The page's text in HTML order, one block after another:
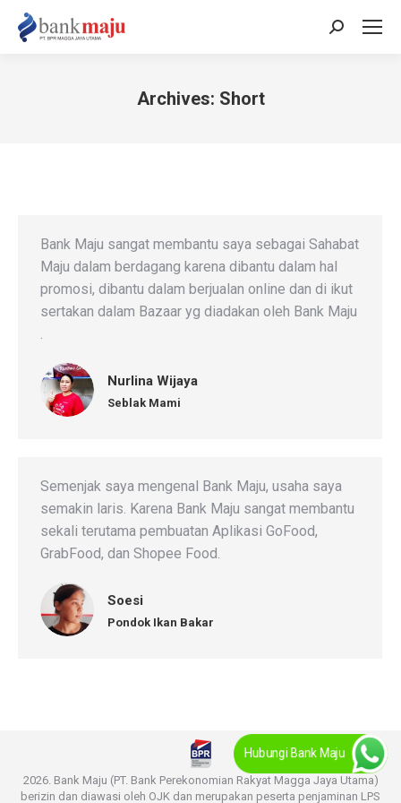
Search:
Archives: Short
Bank Maju sangat membantu saya sebagai Sahabat
Maju dalam berdagang karena dibantu dalam hal
promosi, dibantu dalam berjualan online dan di ikut
sertakan dalam Bazaar yg diadakan oleh Bank Maju
.
Nurlina Wijaya
Seblak Mami
Semenjak saya mengenal Bank Maju, usaha saya
semakin laris. Karena Bank Maju sangat membantu
sekali terutama pembuatan Aplikasi GoFood,
GrabFood, dan Shopee Food.
Soesi
Pondok Ikan Bakar
2026. Bank Maju (PT. Bank Perekonomian Rakyat Magga Jaya Utama)
berizin dan diawasi oleh OJK dan merupakan peserta penjaminan LPS
Hubungi Bank Maju